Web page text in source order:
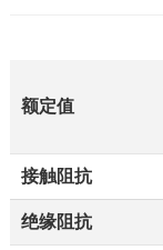
额定值
接触阻抗
绝缘阻抗